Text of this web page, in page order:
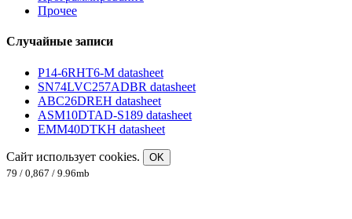
Прочее
Случайные записи
P14-6RHT6-M datasheet
SN74LVC257ADBR datasheet
ABC26DREH datasheet
ASM10DTAD-S189 datasheet
EMM40DTKH datasheet
Сайт использует cookies.
OK
79 / 0,867 / 9.96mb